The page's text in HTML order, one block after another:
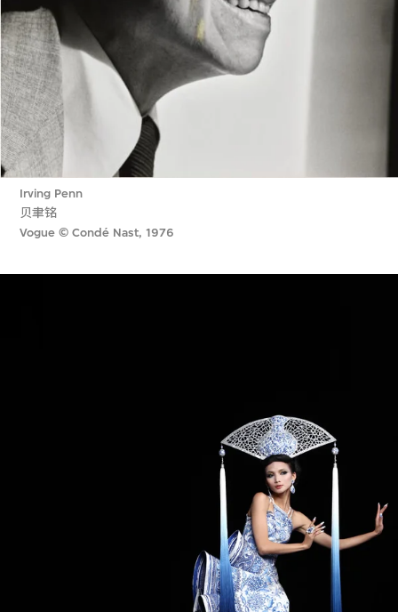
Irving Penn
贝聿铭
Vogue © Condé Nast, 1976